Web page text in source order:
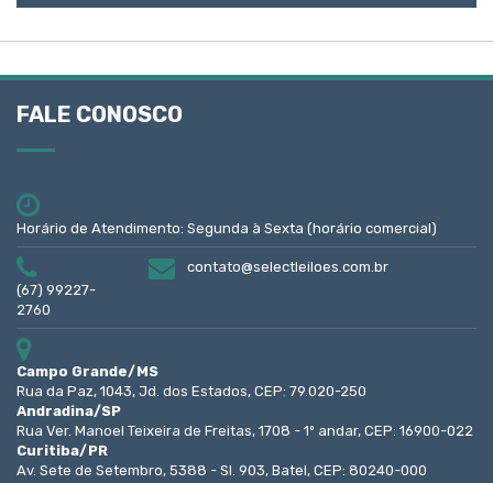
FALE CONOSCO
Horário de Atendimento: Segunda à Sexta (horário comercial)
(67) 99227-
2760
contato@selectleiloes.com.br
Campo Grande/MS
Rua da Paz, 1043, Jd. dos Estados, CEP: 79.020-250
Andradina/SP
Rua Ver. Manoel Teixeira de Freitas, 1708 - 1º andar, CEP: 16900-022
Curitiba/PR
Av. Sete de Setembro, 5388 - Sl. 903, Batel, CEP: 80240-000